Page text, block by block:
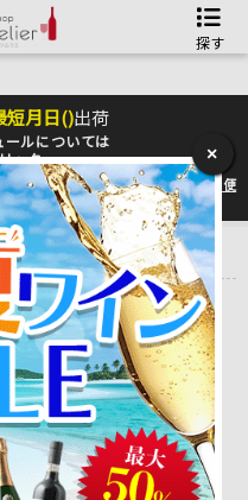
探す
短月日()出荷
ルについては
ック
じております。最新情報は佐川急便
さい。
ルドーワイン ＞ メドック ＞
LA LAGUNE
全5件）
×